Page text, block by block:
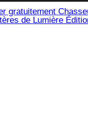
gratuitement
de Lumière